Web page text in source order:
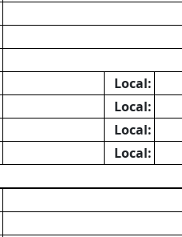
Local:
Local:
Local:
Local: